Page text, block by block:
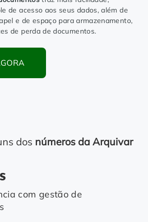
de acesso aos seus dados, além de
e de espaço para armazenamento,
de perda de documentos.
dos números da Arquivar
com gestão de